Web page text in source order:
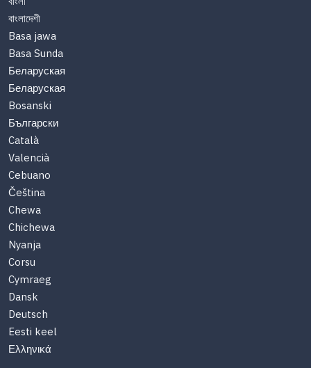
বাংলাদেশী
Basa jawa
Basa Sunda
Беларуская
Беларуская
Bosanski
Български
Català
Valencià
Cebuano
Čeština
Chewa
Chichewa
Nyanja
Corsu
Cymraeg
Dansk
Deutsch
Eesti keel
Ελληνικά